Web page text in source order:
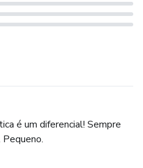
é um diferencial! Sempre